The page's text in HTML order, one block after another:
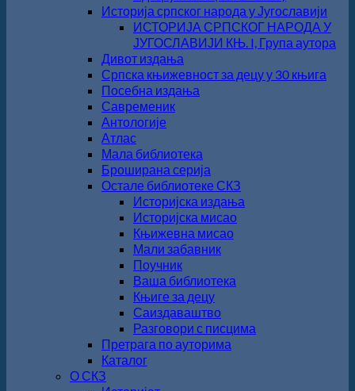
Историја српског народа у Југославији
ИСТОРИЈА СРПСКОГ НАРОДА У
ЈУГОСЛАВИЈИ КЊ. I, Група аутора
Дивот издања
Српска књижевност за децу у 30 књига
Посебна издања
Савременик
Антологије
Атлас
Мала библиотека
Броширана серија
Остале библиотеке СКЗ
Историјска издања
Историјска мисао
Књижевна мисао
Мали забавник
Поучник
Ваша библиотека
Књиге за децу
Саиздаваштво
Разговори с писцима
Претрага по ауторима
Каталог
О СКЗ